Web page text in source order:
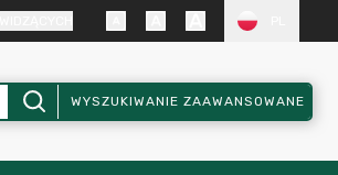
WYSZUKIWANIE ZAAWANSOWANE